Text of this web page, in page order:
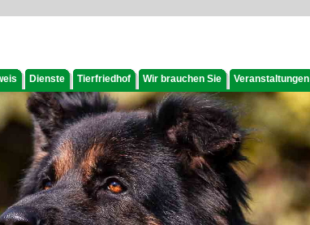
Dienste Tierfriedhof Wir brauchen Sie Veranstaltungen